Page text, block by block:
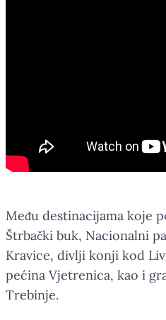
Među destinacijama koje
Štrbački buk, Nacionalni
Kravice, divlji konji kod
pećina Vjetrenica, kao i
Trebinje.